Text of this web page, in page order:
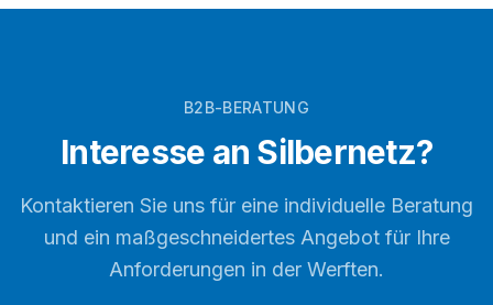
B2B-BERATUNG
Interesse an Silbernetz?
Kontaktieren Sie uns für eine individuelle Beratung
und ein maßgeschneidertes Angebot für Ihre
Anforderungen in der Werften.